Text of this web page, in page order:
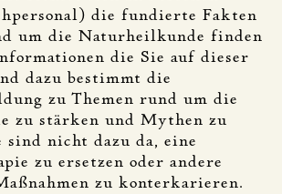
die fundierte Fakten
um die Naturheilkunde finden
die Sie auf dieser
dazu bestimmt die
zu Themen rund um die
zu stärken und Mythen zu
nicht dazu da, eine
zu ersetzen oder andere
zu konterkarieren.